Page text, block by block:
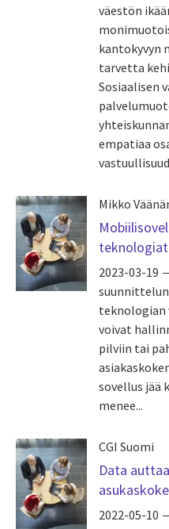
väestön
kantokyvyn
tarvetta
Sosiaalisen
empatiaa
Mikko
teknologiat
2023-03-19
teknologian
voivat
pilviin tai
sovellus jää
menee...
CGI Suomi
Data
2022-05-10